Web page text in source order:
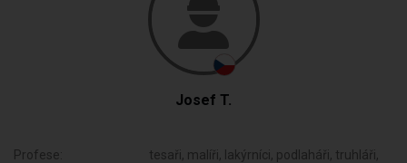
Josef T.
Profese:
tesaři, malíři, lakýrníci, podlaháři, truhláři,